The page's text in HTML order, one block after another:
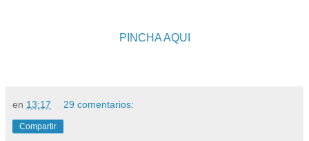
PINCHA AQUI
en 13:17 29 comentarios:
Compartir